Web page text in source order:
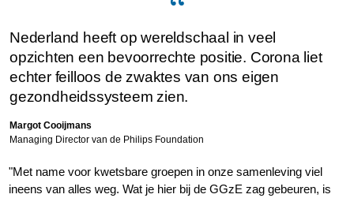
Nederland heeft op wereldschaal in veel
opzichten een bevoorrechte positie. Corona liet
echter feilloos de zwaktes van ons eigen
gezondheidssysteem zien.
Margot Cooijmans
Managing Director van de Philips Foundation
"Met name voor kwetsbare groepen in onze samenleving viel
ineens van alles weg. Wat je hier bij de GGzE zag gebeuren, is